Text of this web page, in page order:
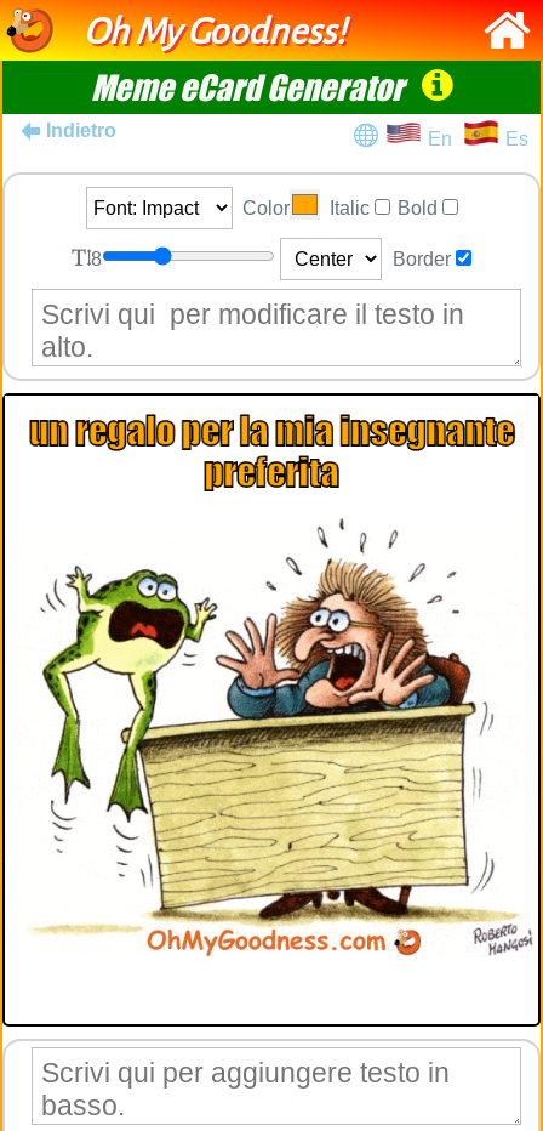
Oh My Goodness!
Meme eCard Generator
Indietro En Es
Color Italic Bold
8 Border